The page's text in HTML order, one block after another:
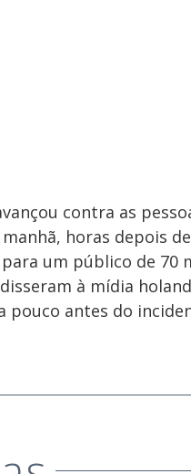
contra as
horas depois
um público de 70
à mídia
pouco antes do